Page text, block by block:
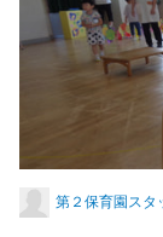
第２保育園スタ